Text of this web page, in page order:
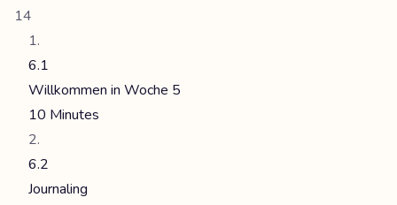
14
6.1
Willkommen in Woche 5
10 Minutes
6.2
Journaling